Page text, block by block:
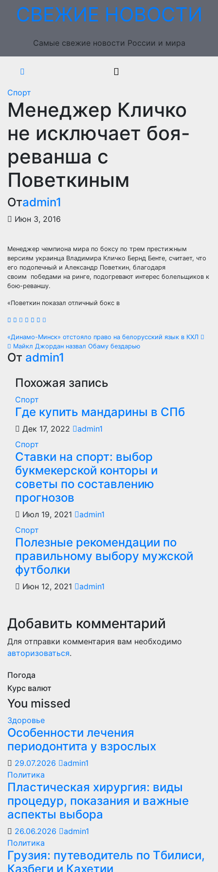
ПерейтиСВЕЖИЕ НОВОСТИ
Самые свежие новости России и мира
Спорт
Менеджер Кличко
не исключает боя-
реванша с
Поветкиным
Отadmin1
Июн 3, 2016
Менеджер чемпиона мира по боксу по трем престижным
версиям украинца Владимира Кличко Бернд Бенте, считает, что
его подопечный и Александр Поветкин, благодаря
своим победами на ринге, подогревают интерес болельщиков к
бою-реваншу.
«Поветкин показал отличный бокс в
Навигация
по
записям
«Динамо-Минск» отстояло право на белорусский язык в КХЛ
Майкл Джордан назвал Обаму бездарью
От admin1
Похожая запись
Спорт
Где купить мандарины в СПб
Дек 17, 2022
admin1
Спорт
Ставки на спорт: выбор
букмекерской конторы и
советы по составлению
прогнозов
Июл 19, 2021
admin1
Спорт
Полезные рекомендации по
правильному выбору мужской
футболки
Июн 12, 2021 admin1
Добавить комментарий
Для отправки комментария вам необходимо
авторизоваться.
Погода
Курс валют
You missed
Здоровье
Особенности лечения
периодонтита у взрослых
29.07.2026
admin1
Политика
Пластическая хирургия: виды
процедур, показания и важные
аспекты выбора
26.06.2026
admin1
Политика
Грузия: путеводитель по Тбилиси,
Казбеги и Кахетии